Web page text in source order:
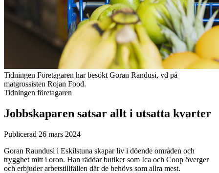
Tidningen Företagaren har besökt Goran Randusi, vd på
matgrossisten Rojan Food.
Tidningen företagaren
Jobbskaparen satsar allt i utsatta kvarter
Publicerad 26 mars 2024
Goran Raundusi i Eskilstuna skapar liv i döende områden och
trygghet mitt i oron. Han räddar butiker som Ica och Coop överger
och erbjuder arbetstillfällen där de behövs som allra mest.